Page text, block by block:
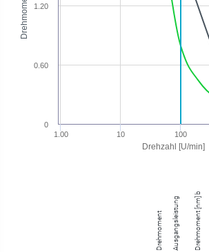
Drehzahl [U/min]
1.00 10 100
0
0.60
1.20
Drehmoment Ausgangsleistung Drehmoment [nm] bei 100.10 U/min